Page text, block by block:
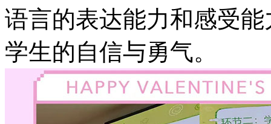
语言的表达能力和感受
学生的自信与勇气。